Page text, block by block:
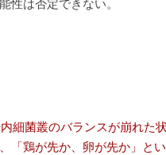
性は否定できない。
細菌叢のバランスが崩れた
「鶏が先か、卵が先か」と